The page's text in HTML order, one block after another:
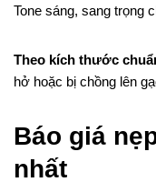
Tone sáng, sang trọng
Theo kích thước
hở hoặc bị chồng lên
Báo giá
nhất